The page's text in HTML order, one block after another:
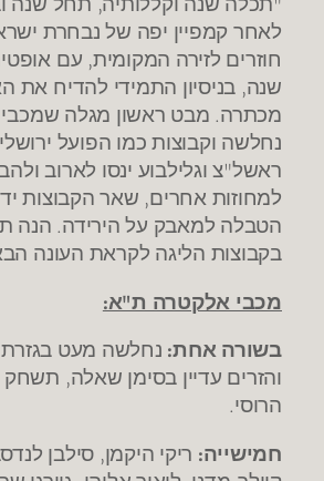
לאחר קמפיין יפה של נבחרת
חוזרים לזירה המקומית, עם
שנה, בניסיון התמידי להדיח את
מכתרה. מבט ראשון מגלה
נחלשה וקבוצות כמו הפועל
ראשל"צ וגלילבוע ינסו לארוב
למחוזות אחרים, שאר הקבוצות
הטבלה למאבק על הירידה. הנה
בקבוצות הליגה לקראת העונה
מכבי אלקטרה ת"א:
בשורה אחת: נחלשה מעט
והזרים עדיין בסימן שאלה,
הרוסי.
חמישייה: ריקי היקמן, סילבן